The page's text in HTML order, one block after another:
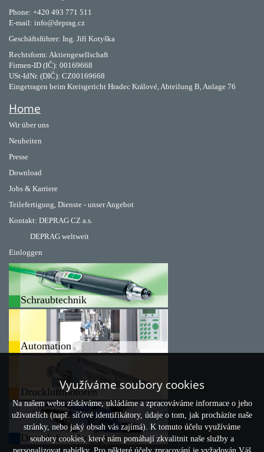
Phone: +420 493 771 511
E-mail: info@deprag.cz
Geschäftsführer: Ing. Jiří Kotyška
Rechtsform: Aktiengesellschaft
Firmen-ID (IČ): 00169668
USt-IdNr. (DIČ): CZ00169668
Eingetragen beim Kreisgericht Hradec Králové, Abteilung B, Anlage 76
Home
Wir über uns
Neuheiten
Presse
Download
Jobs & Karriere
Teilefertigung, Dienste - unser Angebot
Kontakt: DEPRAG CZ a.s.
DEPRAG weltweit
Einloggen
Schraubtechnik
Automation
Druckluftmotoren
Druckluftwerkzeuge
Využíváme soubory cookies
Na našem webu získáváme, ukládáme a zpracováváme informace o jeho
uživatelích (např. síťové identifikátory, údaje o tom, jak procházíte naše
stránky, nebo jaký obsah vás zajímá). K tomuto účelu využíváme
soubory cookies, které nám pomáhají zkvalitnit naše služby a